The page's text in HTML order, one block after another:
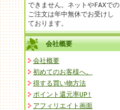
できません。ネットやFAXでの
ご注文は年中無休でお受けし
ております。
会社概要
会社概要
初めてのお客様へ。
得する買い物方法
ポイント還元率UP!
アフィリエイト画面